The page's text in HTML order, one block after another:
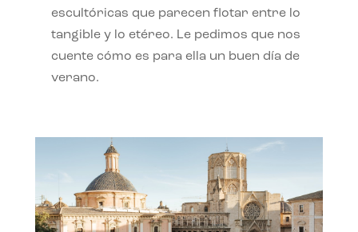
escultóricas que parecen flotar entre lo
tangible y lo etéreo. Le pedimos que nos
cuente cómo es para ella un buen día de
verano.